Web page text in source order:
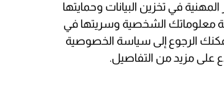
المهنية في تخزين البيانات وحمايتها
معلوماتك الشخصية وسريتها في
الرجوع إلى سياسة الخصوصية
على مزيد من التفاصيل.